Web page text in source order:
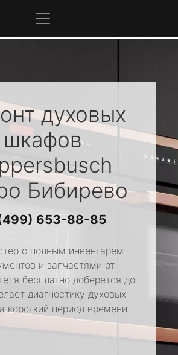
духовых
шкафов
Бибирево
653-88-85
с полным инвентарем
и запчастями от
бесплатно доберется до
диагностику духовых
короткий период времени.